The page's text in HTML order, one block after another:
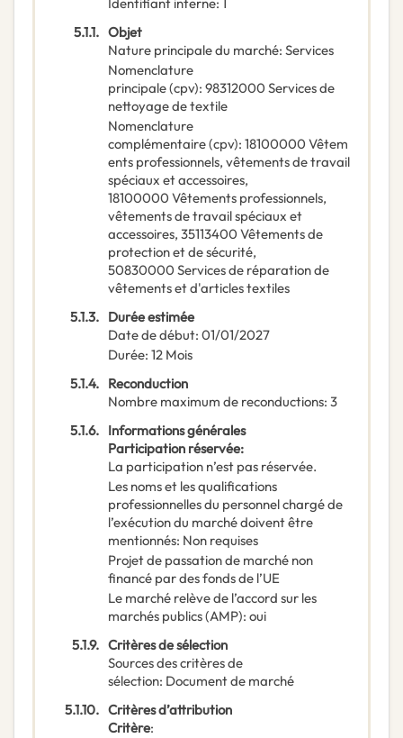
5.1.1. Objet
Nature principale du marché: Services
Nomenclature
principale(cpv): 98312000 Services de
nettoyage de textile
Nomenclature
complémentaire(cpv): 18100000 Vêtem
ents professionnels, vêtements de travail
spéciaux et accessoires,
18100000 Vêtements professionnels,
vêtements de travail spéciaux et
accessoires, 35113400 Vêtements de
protection et de sécurité,
50830000 Services de réparation de
vêtements et d'articles textiles
5.1.3. Durée estimée
Date de début: 01/01/2027
Durée: 12 Mois
5.1.4. Reconduction
Nombre maximum de reconductions: 3
5.1.6. Informations générales
Participation réservée:
La participation n’est pas réservée.
Les noms et les qualifications
professionnelles du personnel chargé de
l’exécution du marché doivent être
mentionnés: Non requises
Projet de passation de marché non
financé par des fonds de l’UE
Le marché relève de l’accord sur les
marchés publics (AMP): oui
5.1.9. Critères de sélection
Sources des critères de
sélection: Document de marché
5.1.10. Critères d’attribution
Critère: